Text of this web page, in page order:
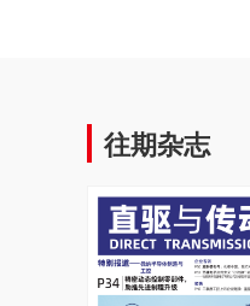
往期杂志